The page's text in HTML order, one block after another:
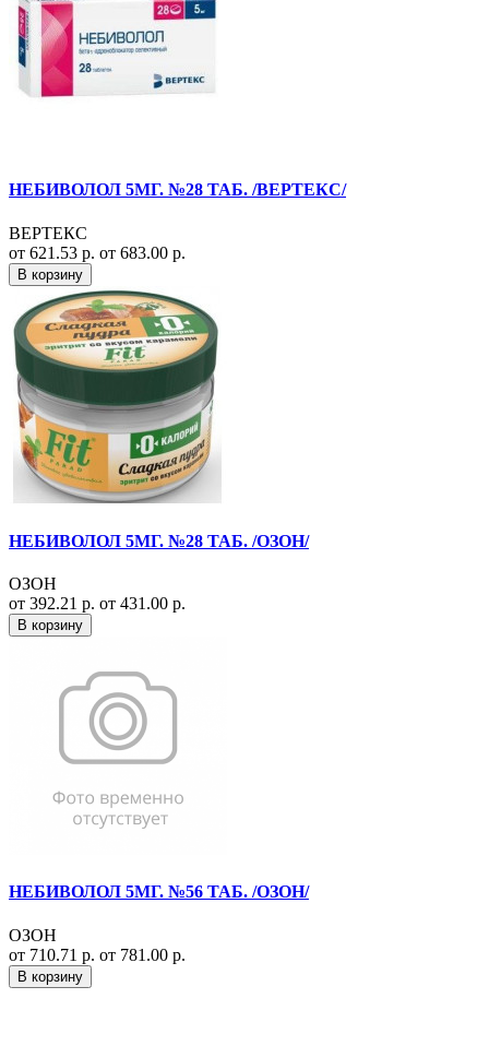
НЕБИВОЛОЛ 5МГ. №28 ТАБ. /ВЕРТЕКС/
ВЕРТЕКС
от 621.53 р. от 683.00 р.
В корзину
НЕБИВОЛОЛ 5МГ. №28 ТАБ. /ОЗОН/
ОЗОН
от 392.21 р. от 431.00 р.
В корзину
НЕБИВОЛОЛ 5МГ. №56 ТАБ. /ОЗОН/
ОЗОН
от 710.71 р. от 781.00 р.
В корзину